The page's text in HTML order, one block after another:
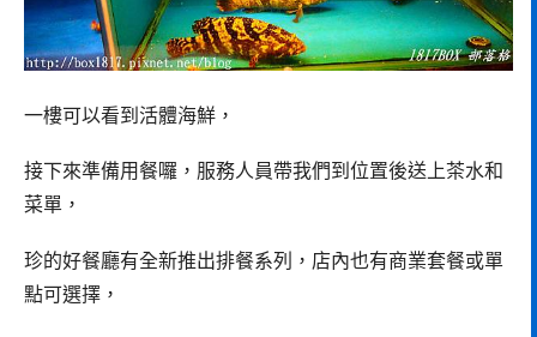
一樓可以看到活體海鮮，
接下來準備用餐囉，服務人員帶我們到位置後送上茶水和
菜單，
珍的好餐廳有全新推出排餐系列，店內也有商業套餐或單
點可選擇，